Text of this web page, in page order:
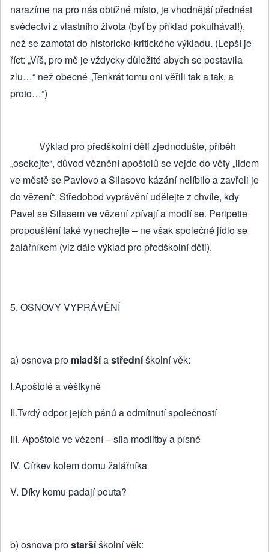
narazíme na pro nás obtížné místo, je vhodnější přednést
svědectví z vlastního života (byť by příklad pokulhával!),
než se zamotat do historicko-kritického výkladu. (Lepší je
říct: „Víš, pro mě je vždycky důležité abych se postavila
zlu…“ než obecné „Tenkrát tomu oni věřili tak a tak, a
proto…“)
Výklad pro předškolní děti zjednodušte, příběh
„osekejte“, důvod věznění apoštolů se vejde do věty „lidem
ve městě se Pavlovo a Silasovo kázání nelíbilo a zavřeli je
do vězení“. Středobod vyprávění udělejte z chvíle, kdy
Pavel se Silasem ve vězení zpívají a modlí se. Peripetie
propouštění také vynechejte – ne však společné jídlo se
žalářníkem (viz dále výklad pro předškolní děti).
5. OSNOVY VYPRÁVĚNÍ
a) osnova pro mladšíastředníškolní věk:
I.Apoštolé a věštkyně
II.Tvrdý odpor jejích pánů a odmítnutí společností
III. Apoštolé ve vězení – síla modlitby a písně
IV. Církev kolem domu žalářníka
V. Díky komu padají pouta?
b) osnova prostaršíškolní věk: